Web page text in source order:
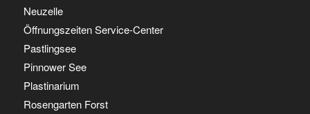
Neuzelle
Öffnungszeiten Service-Center
Pastlingsee
Pinnower See
Plastinarium
Rosengarten Forst